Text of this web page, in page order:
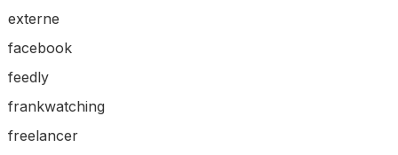
externe
facebook
feedly
frankwatching
freelancer